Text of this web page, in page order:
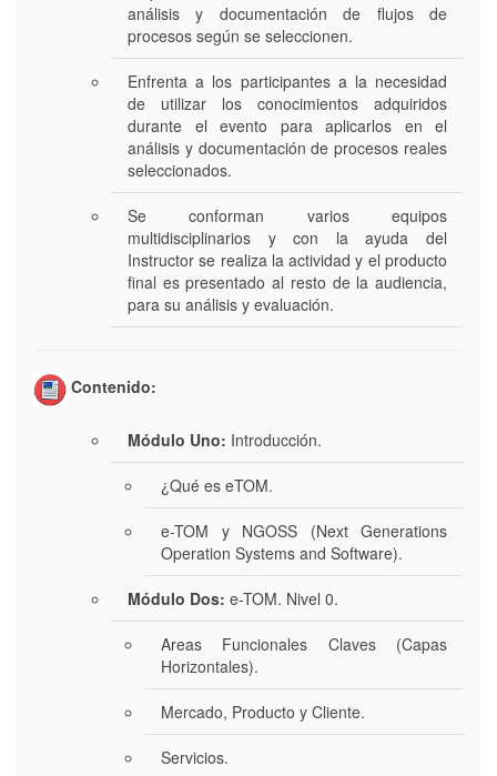
análisis y documentación de flujos de
procesos según se seleccionen.
Enfrenta a los participantes a la necesidad
de utilizar los conocimientos adquiridos
durante el evento para aplicarlos en el
análisis y documentación de procesos reales
seleccionados.
Se conforman varios equipos
multidisciplinarios y con la ayuda del
Instructor se realiza la actividad y el producto
final es presentado al resto de la audiencia,
para su análisis y evaluación.
Contenido:
Módulo Uno: Introducción.
¿Qué es eTOM.
e-TOM y NGOSS (Next Generations
Operation Systems and Software).
Módulo Dos: e-TOM. Nivel 0.
Areas Funcionales Claves (Capas
Horizontales).
Mercado, Producto y Cliente.
Servicios.